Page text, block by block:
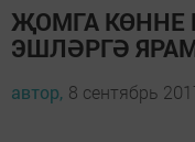
ҖОМГА КӨННЕ
ЭШЛӘРГӘ
автор, 8 сентябрь